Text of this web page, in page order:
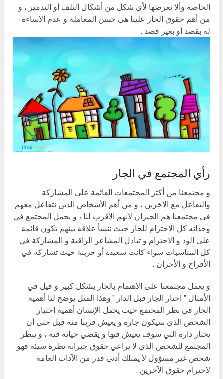
الخاصة وألا نعرضها لأي شكل من أشكال التلف أو التدمير ، و
من أهم حقوق الحار علينا هى حسن المعاملة و عدم الاساءة
له بقصد أو بغير قصد .
رأي المجتمع في الجار
و مجتمعنا من أكثر المجتمعات القائمة على المشاركة
والتفاعل مع الآخرين ، و من أهم الأشخاص الذين نتفاعل معهم
في مجتمعنا هم الجيران لأنهم الأقرب لنا ، و يحمل المجتمع في
وجدانه كل الاحترام للجار حيث تنشأ علاقة بينهم تكون قائمة
على الود و الاحترام و تبادل المشاعر الراقية و المشاركة في
كل المناسبات سواء كانت سعيدة أو حزينة حيث تشاركه في
الأفراح و الأحزان .
و يعمل مجتمعنا على الاهتمام بالجار بشكل كبير و قيل في
الأمثال ” اختار الجار قبل الدار ” وهذا المثل يوضح لنا أهمية
الجار في نظر المجتمع حيث يحمل الإنسان أهمية اختيار
الشخص الذي سيكون جاره و يعيش قريبا منه قبل حتى أن
يختار داره التي سوف يعيش فيها و يقضي حياته فيه ، و ينظر
المجتمع للشخص الذي لا يراعي حقوق جيرانه نظرة سيئة فهو
شخص غير مسؤول لا يمتلك أدنى قدر من الآداب العامة
لاحترام حقوق الآخرين .